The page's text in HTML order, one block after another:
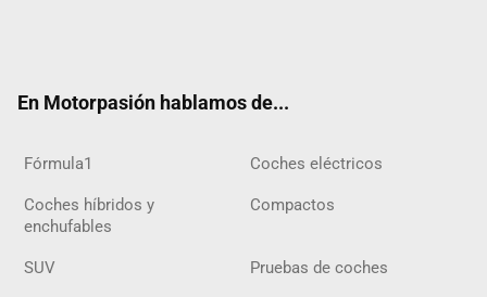
En Motorpasión hablamos de...
Fórmula1 Coches eléctricos
Coches híbridos y
enchufables
Compactos
SUV Pruebas de coches